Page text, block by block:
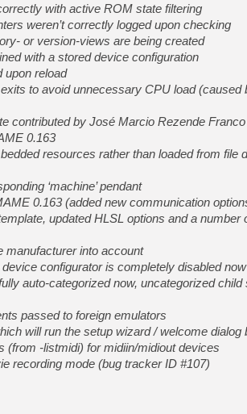
[GK] Guillermo del Toro
with active ROM state filtering
weren’t correctly logged upon checking
or version-views are being created
with a stored device configuration
upon reload
to avoid unnecessary CPU load (caused
contributed by José Marcio Rezende Franco
0.163
resources rather than loaded from file
‘machine’ pendant
0.163 (added new communication
updated HLSL options and a number
manufacturer into account
configurator is completely disabled now
auto-categorized now, uncategorized child
passed to foreign emulators
will run the setup wizard / welcome dialog
(from -listmidi) for midiin/midiout devices
recording mode (bug tracker ID #107)